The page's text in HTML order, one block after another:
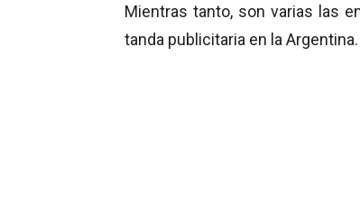
Mientras tanto, son varias las
tanda publicitaria en la